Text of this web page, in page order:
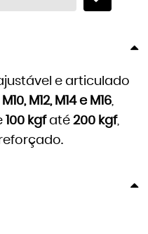
e articulado
M12, M14eM16,
00 kgfaté 200 kgf,